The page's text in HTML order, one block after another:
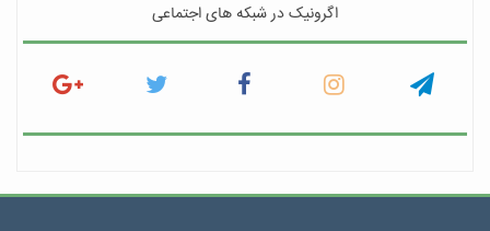
اگرونیک در شبکه های اجتماعی